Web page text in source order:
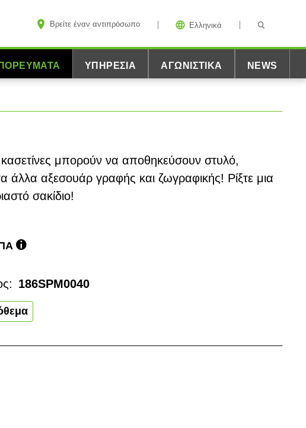
Βρείτε έναν αντιπρόσωπο Ελληνικά
ΥΠΗΡΕΣΊΑ ΑΓΩΝΙΣΤΙΚΆ NEWS
κασετίνες μπορούν να αποθηκεύσουν στυλό,
άλλα αξεσουάρ γραφής και ζωγραφικής! Ρίξτε μια
σακίδιο!
186SPM0040